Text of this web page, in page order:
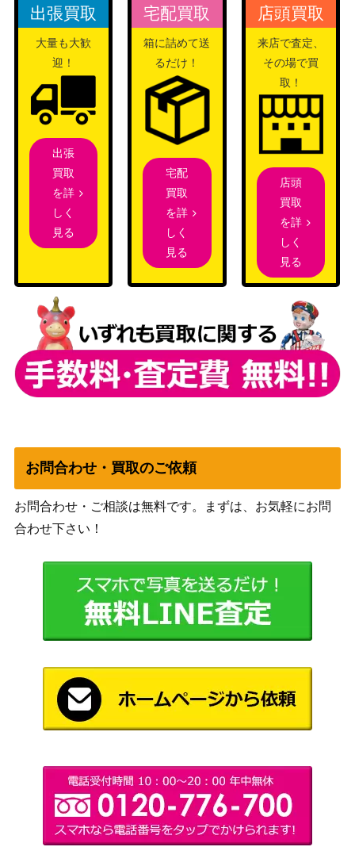
ゼクロム（EBB 095/093）
BW
（EXバトルブースト）
11,000
グレイシアVMAX（HR)
【S6a 090/069】
ソード＆シールド
（イーブイヒーロー
ズ）
フシギバナ LV.56（乱戦！
ポケモンスクランブル）
（001/016 乱）
DP/DPt
（PROMO（プロモ）/
その他）
2,000
イーブイex（SAR）【SV8
a 224/187】
スカーレット＆バイオ
レット
（テラスタルフェス
ex）
1,500
43/072】
2,000
グソクムシャex（SR）
【SV4K 081/066】
スカーレット＆バイオ
レット
（古代の咆哮）
100
レベルボール（UR)【s5R
ソード＆シールド
2,000
172】
（VSTARユニバース）
2/073】
スカーレット＆バイオ
（トリプレットビー
700
7 102/096】
（裂空のカリスマ）
3,000
カエデ（SR）【SV1V 09
スカーレット＆バイオ
レット
（バイオレットex）
あなぬけのヒモ（UR）
【SM3H 062/051】
サン&ムーン
6,600
ポケモンだいすきクラブ
（SR）【SM5S 071/06
1,000
ディアルガGX（SR）【S
M5S 069/066】
サン&ムーン
（ウルトラサン）
クレセリア（UR)【s7D 08
7/067】
ソード＆シールド
（摩天パーフェクト）
出張買取
大量も大歓
迎！
出張
買取
を詳
しく
見る
宅配買取
箱に詰めて送
るだけ！
宅配
買取
を詳
しく
見る
店頭買取
来店で査定、
その場で買
取！
店頭
買取
を詳
しく
見る
お問合わせ・買取のご依頼
お問合わせ・ご相談は無料です。まずは、お気軽にお問
合わせ下さい！